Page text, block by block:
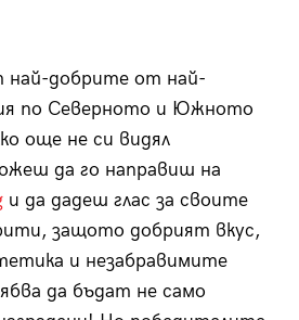
най-добрите от най-
по Северното и Южното
още не си видял
да го направиш на
и да дадеш глас за своите
защото добрият вкус,
и незабравимите
да бъдат не само